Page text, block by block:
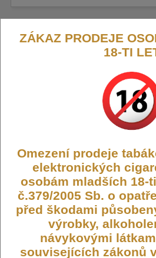
iSmoka-Eleaf GTL
Žhavicí hlava iSmoka-Eleaf GTL s
Dostupnost: Skladem
Počet ks:
18 ks
99,- KČ
59,- KČ
DO KOŠÍKU
ZÁKAZ PRODEJE
18-TI
Omezení prodeje
elektronických
osobám mladších 18-
č.379/2005 Sb. o
před škodami
výrobky,
návykovými
souvisejících zákonů